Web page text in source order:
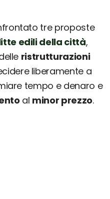
tre proposte
edili della città,
ristrutturazioni
liberamente a
tempo e denaro e
al minor prezzo.